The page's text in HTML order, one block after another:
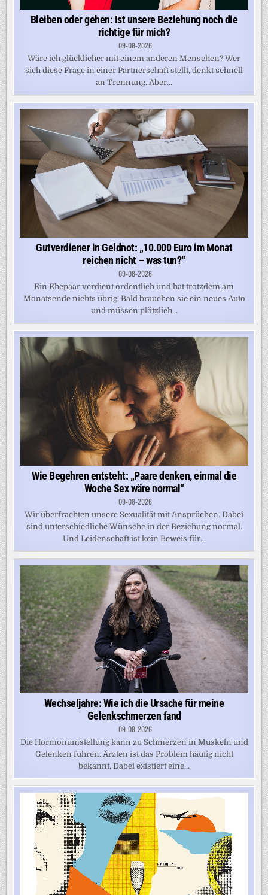
Bleiben oder gehen: Ist unsere Beziehung noch die
richtige für mich?
09-08-2026
Wäre ich glücklicher mit einem anderen Menschen? Wer
sich diese Frage in einer Partnerschaft stellt, denkt schnell
an Trennung. Aber...
Gutverdiener in Geldnot: „10.000 Euro im Monat
reichen nicht – was tun?“
09-08-2026
Ein Ehepaar verdient ordentlich und hat trotzdem am
Monatsende nichts übrig. Bald brauchen sie ein neues Auto
und müssen plötzlich...
Wie Begehren entsteht: „Paare denken, einmal die
Woche Sex wäre normal“
09-08-2026
Wir überfrachten unsere Sexualität mit Ansprüchen. Dabei
sind unterschiedliche Wünsche in der Beziehung normal.
Und Leidenschaft ist kein Beweis für...
Wechseljahre: Wie ich die Ursache für meine
Gelenkschmerzen fand
09-08-2026
Die Hormonumstellung kann zu Schmerzen in Muskeln und
Gelenken führen. Ärzten ist das Problem häufig nicht
bekannt. Dabei existiert eine...